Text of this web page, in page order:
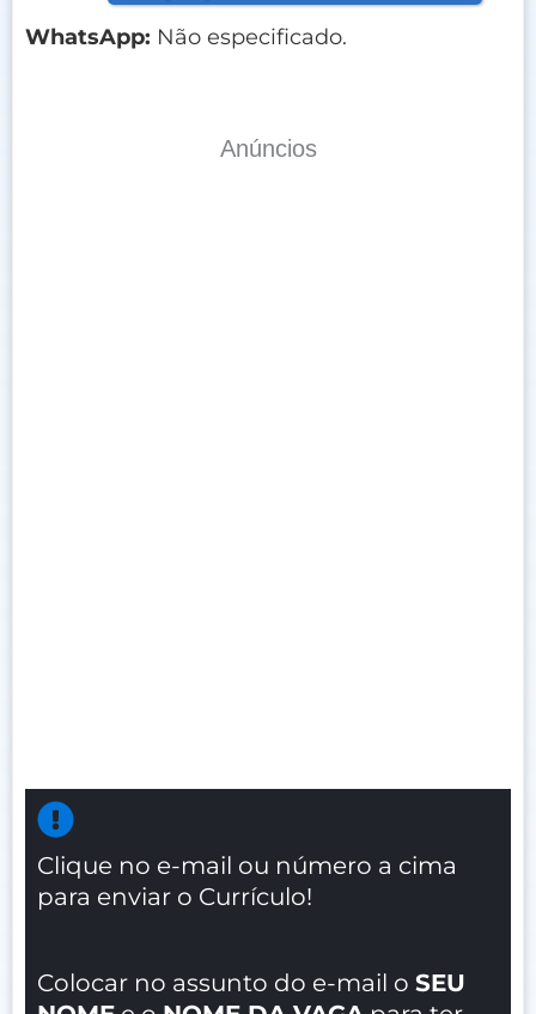
WhatsApp: Não especificado.
Anúncios
Clique no e-mail ou número a cima
para enviar o Currículo!
Colocar no assunto do e-mail o SEU